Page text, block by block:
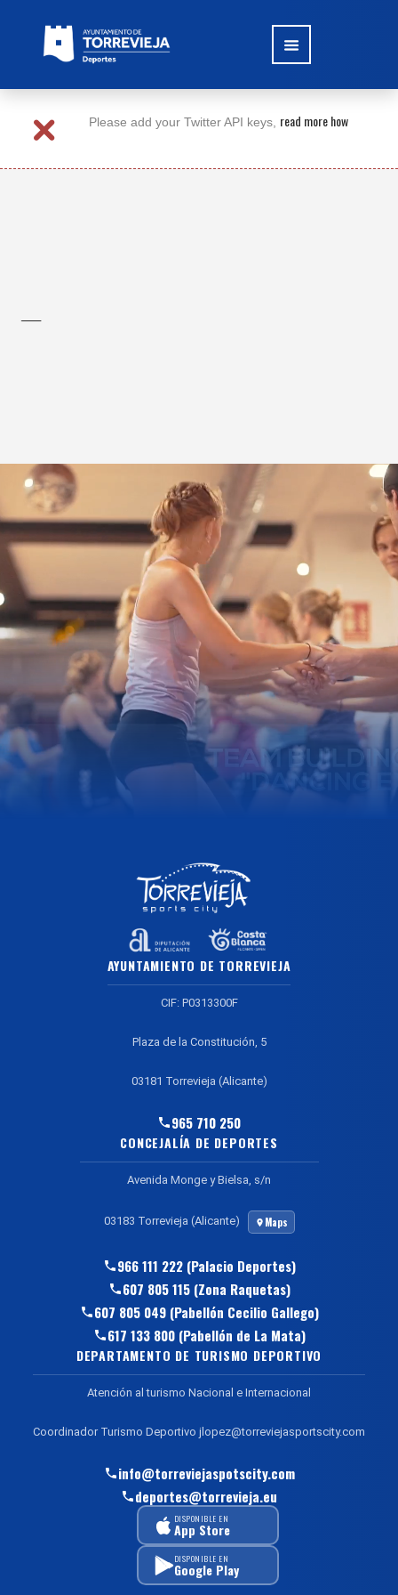
Please add your Twitter API keys, read more how
AYUNTAMIENTO DE TORREVIEJA
CIF: P0313300F
Plaza de la Constitución, 5
03181 Torrevieja (Alicante)
965 710 250
CONCEJALÍA DE DEPORTES
Avenida Monge y Bielsa, s/n
03183 Torrevieja (Alicante) Maps
966 111 222 (Palacio Deportes)
607 805 115 (Zona Raquetas)
607 805 049 (Pabellón Cecilio Gallego)
617 133 800 (Pabellón de La Mata)
DEPARTAMENTO DE TURISMO DEPORTIVO
Atención al turismo Nacional e Internacional
Coordinador Turismo Deportivo jlopez@torreviejasportscity.com
info@torreviejaspotscity.com
deportes@torrevieja.eu
DISPONIBLE EN
App Store
DISPONIBLE EN
Google Play